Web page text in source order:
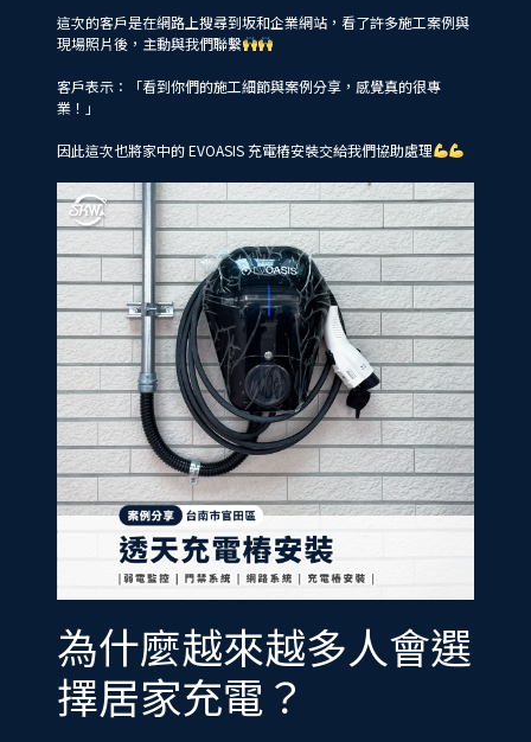
這次的客戶是在網路上搜尋到坂和企業網站，看了許多施工案例與
現場照片後，主動與我們聯繫
客戶表示：「看到你們的施工細節與案例分享，感覺真的很專
業！」
因此這次也將家中的 EVOASIS 充電樁安裝交給我們協助處理
為什麼越來越多人會選
擇居家充電？